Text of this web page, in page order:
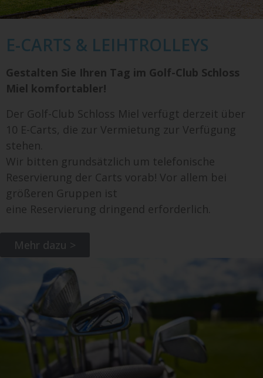
E-CARTS & LEIHTROLLEYS
Gestalten Sie Ihren Tag im Golf-Club Schloss
Miel komfortabler!
Der Golf-Club Schloss Miel verfügt derzeit über
10 E-Carts, die zur Vermietung zur Verfügung
stehen.
Wir bitten grundsätzlich um telefonische
Reservierung der Carts vorab! Vor allem bei
größeren Gruppen ist
eine Reservierung dringend erforderlich.
Mehr dazu >